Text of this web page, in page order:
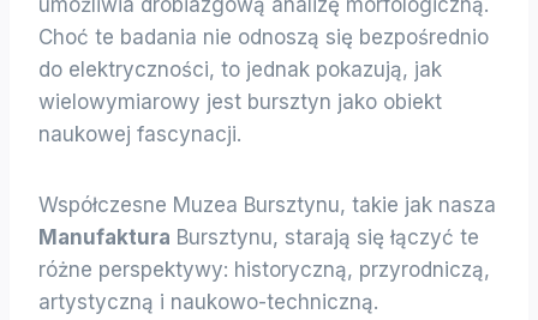
Choć te badania nie odnoszą się bezpośrednio
do elektryczności, to jednak pokazują, jak
wielowymiarowy jest bursztyn jako obiekt
naukowej fascynacji.
Współczesne Muzea Bursztynu, takie jak nasza
Manufaktura Bursztynu, starają się łączyć te
różne perspektywy: historyczną, przyrodniczą,
artystyczną i naukowo-techniczną.